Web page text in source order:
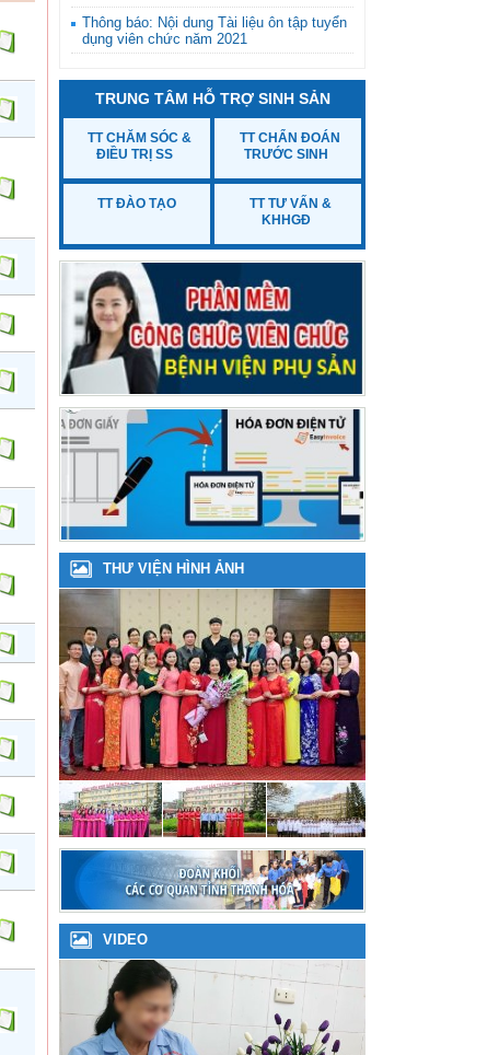
Thông báo: Nội dung Tài liệu ôn tập tuyển
dụng viên chức năm 2021
tiêu chuẩn dự xét tuyển viên chức vòng 2
năm 2021, Bệnh viện Phụ sản tỉnh Thanh
Hóa
TRUNG TÂM HỖ TRỢ SINH SẢN
TT CHĂM SÓC &
ĐIỀU TRỊ SS
TT CHẨN ĐOÁN
TRƯỚC SINH
TT ĐÀO TẠO
TT TƯ VẤN &
KHHGĐ
THƯ VIỆN HÌNH ẢNH
VIDEO